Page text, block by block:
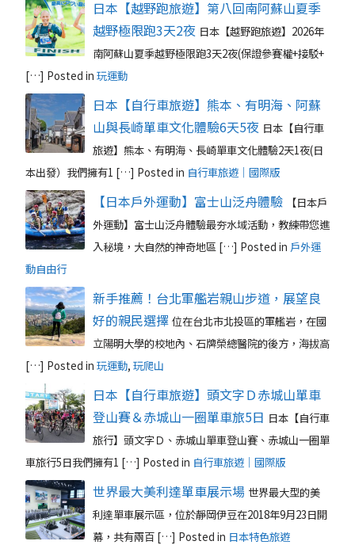
日本【越野跑旅遊】第八回南阿蘇山夏季
越野極限跑3天2夜 日本【越野跑旅遊】2026年
南阿蘇山夏季越野極限跑3天2夜(保證參賽權+接駁+
[…] Posted in 玩運動
日本【自行車旅遊】熊本、有明海、阿蘇
山與長崎單車文化體驗6天5夜 日本【自行車
旅遊】熊本、有明海、長崎單車文化體驗2天1夜(日
本出發）我們擁有1 […] Posted in 自行車旅遊｜國際版
【日本戶外運動】富士山泛舟體驗
【日本戶
外運動】富士山泛舟體驗最夯水域活動，教練帶您進
入秘境，大自然的神奇地區 […] Posted in 戶外運
動自由行
新手推薦！台北軍艦岩親山步道，展望良
好的親民選擇 位在台北市北投區的軍艦岩，在國
立陽明大學的校地內、石牌榮總醫院的後方，海拔高
[…] Posted in 玩運動, 玩爬山
日本【自行車旅遊】頭文字Ｄ赤城山單車
登山賽＆赤城山一圈單車旅5日 日本【自行車
旅行】頭文字Ｄ、赤城山單車登山賽、赤城山一圈單
車旅行5日我們擁有1 […] Posted in 自行車旅遊｜國際版
世界最大美利達單車展示場 世界最大型的美
利達單車展示區，位於靜岡伊豆在2018年9月23日開
幕，共有兩百 […] Posted in 日本特色旅遊